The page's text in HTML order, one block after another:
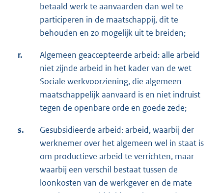
betaald werk te aanvaarden dan wel te
participeren in de maatschappij, dit te
behouden en zo mogelijk uit te breiden;
r.
Algemeen geaccepteerde arbeid: alle arbeid
niet zijnde arbeid in het kader van de wet
Sociale werkvoorziening, die algemeen
maatschappelijk aanvaard is en niet indruist
tegen de openbare orde en goede zede;
s.
Gesubsidieerde arbeid: arbeid, waarbij der
werknemer over het algemeen wel in staat is
om productieve arbeid te verrichten, maar
waarbij een verschil bestaat tussen de
loonkosten van de werkgever en de mate